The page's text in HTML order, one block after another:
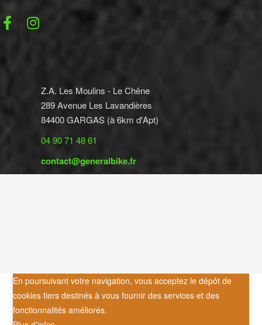
Z.A. Les Moulins - Le Chêne
289 Avenue Les Lavandières
84400 GARGAS (à 6km d'Apt)
04 90 71 48 61
contact@generalbike.fr
En poursuivant votre navigation, vous acceptez le dépôt de
cookies tiers destinés à vous fournir des services et des
fonctionnalités améliorés.